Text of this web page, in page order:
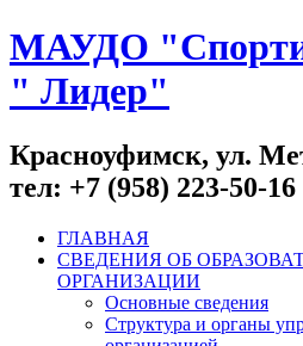
МАУДО
" Лидер"
Красноуфимск, ул.
тел: +7 (958) 223-50-16
ГЛАВНАЯ
СВЕДЕНИЯ ОБ
ОРГАНИЗАЦИИ
Основные сведения
Структура и органы